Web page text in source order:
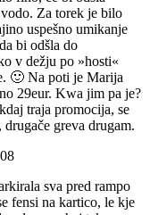
Za torek je bilo
uspešno umikanje
bi odšla do
v dežju po »hosti«
🙂 Na poti je Marija
29eur. Kwa jim pa je?
traja promocija, se
greva drugam.
sva pred rampo
fensi na kartico, le kje